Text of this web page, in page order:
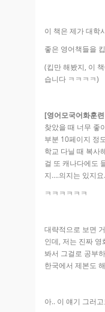
이 책은 제가 대학
좋은 영어책들을
(킵만 해봤지, 이
습니다 ㅋㅋㅋㅋ)
[영어모국어화훈
찾았을 때 너무 좋
부분 10페이지 정
학교 다닐 때 복사
걸 또 캐나다에도
지….의지는 있지
ㅋㅋㅋㅋㅋㅋ
대략적으로 보면
인데, 저는 진짜 영
봐서 그걸로 공부
한국에서 제본도
아.. 이 얘기 그러